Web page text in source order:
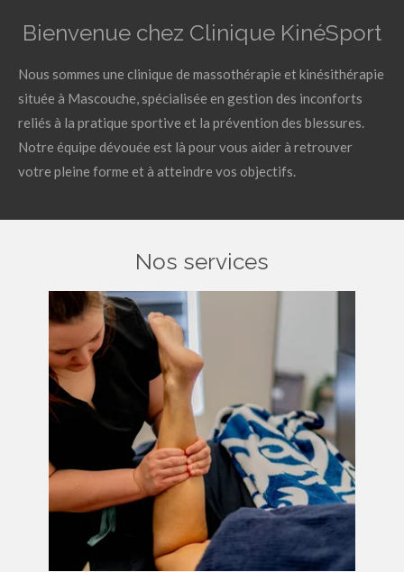
Bienvenue chez Clinique KinéSport
Nous sommes une clinique de massothérapie et kinésithérapie
située à Mascouche, spécialisée en gestion des inconforts
reliés à la pratique sportive et la prévention des blessures.
Notre équipe dévouée est là pour vous aider à retrouver
votre pleine forme et à atteindre vos objectifs.
Nos services